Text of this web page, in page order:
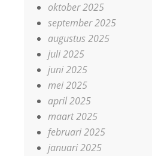
oktober 2025
september 2025
augustus 2025
juli 2025
juni 2025
mei 2025
april 2025
maart 2025
februari 2025
januari 2025